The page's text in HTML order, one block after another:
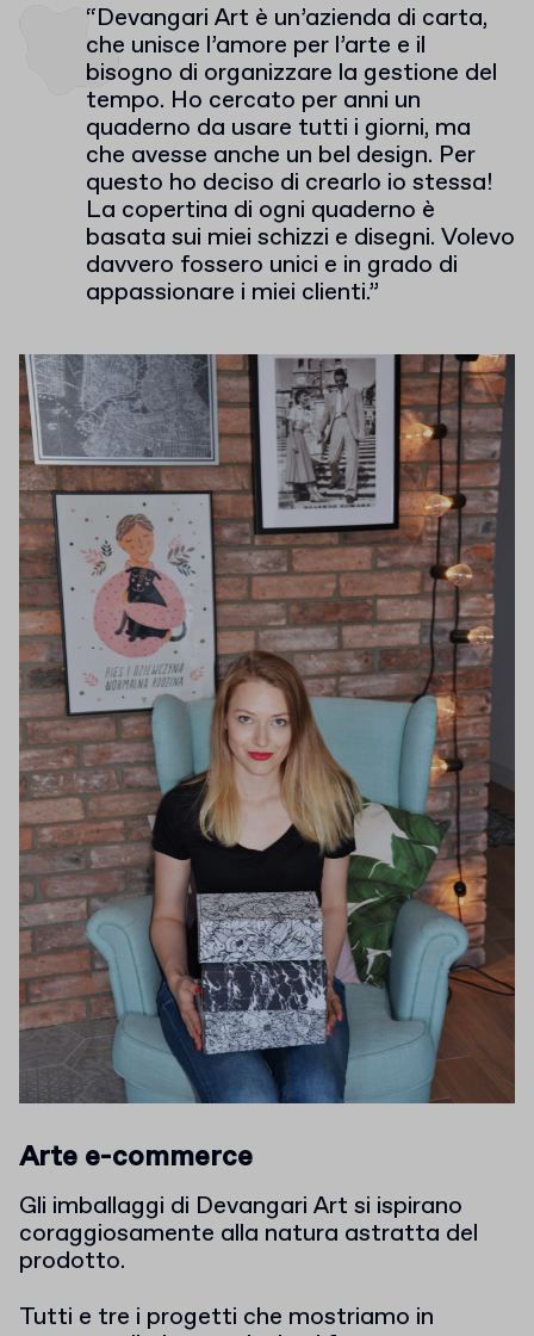
“Devangari Art è un’azienda di carta,
che unisce l’amore per l’arte e il
bisogno di organizzare la gestione del
tempo. Ho cercato per anni un
quaderno da usare tutti i giorni, ma
che avesse anche un bel design. Per
questo ho deciso di crearlo io stessa!
La copertina di ogni quaderno è
basata sui miei schizzi e disegni. Volevo
davvero fossero unici e in grado di
appassionare i miei clienti.”
Arte e-commerce
Gli imballaggi di Devangari Art si ispirano
coraggiosamente alla natura astratta del
prodotto.
Tutti e tre i progetti che mostriamo in